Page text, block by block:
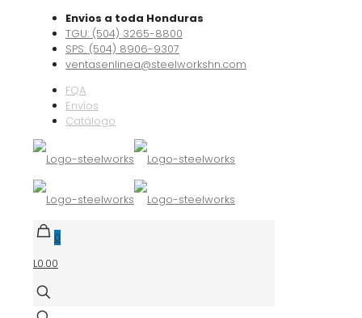
Envios a toda Honduras
TGU: (504) 3265-8800
SPS: (504) 8906-9307
ventasenlinea@steelworkshn.com
FQA
Envíos
Catálogo
0
L0.00